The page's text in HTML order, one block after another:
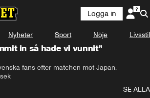
Logga in
Nyheter Sport Nöje Livsstil
in så hade vi vunnit”
fans efter matchen mot Japan.
SE ALLA